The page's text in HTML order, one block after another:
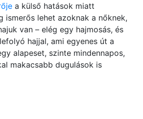
a külső hatások miatt
ismerős lehet azoknak a nőknek,
van – elég egy hajmosás, és
hajjal, ami egyenes út a
alapeset, szinte mindennapos,
makacsabb dugulások is